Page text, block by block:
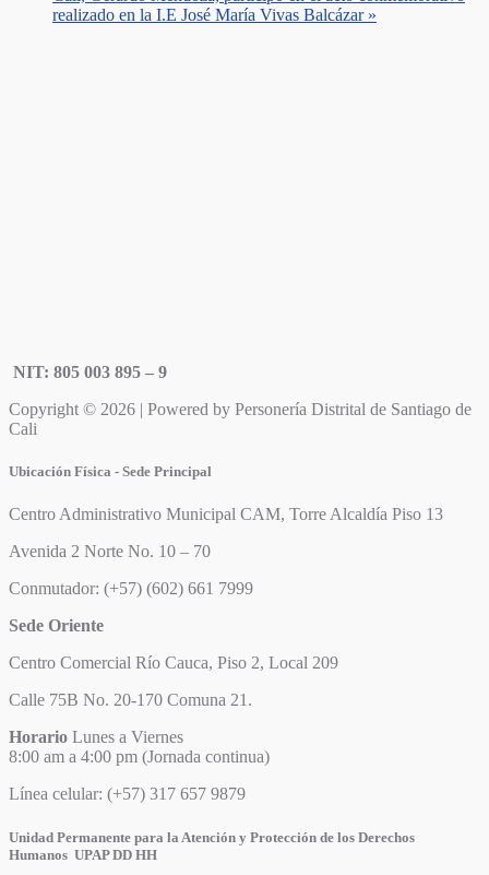
realizado en la I.E José María Vivas Balcázar »
NIT: 805 003 895 – 9
Copyright © 2026 | Powered by Personería Distrital de Santiago de
Cali
Ubicación Física - Sede Principal
Centro Administrativo Municipal CAM, Torre Alcaldía Piso 13
Avenida 2 Norte No. 10 – 70
Conmutador: (+57) (602) 661 7999
Sede Oriente
Centro Comercial Río Cauca, Piso 2, Local 209
Calle 75B No. 20-170 Comuna 21.
Horario Lunes a Viernes
8:00 am a 4:00 pm (Jornada continua)
Línea celular: (+57) 317 657 9879
Unidad Permanente para la Atención y Protección de los Derechos
Humanos UPAP DD HH